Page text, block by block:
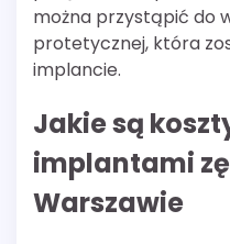
można przystąpić do
protetycznej, która
implancie.
Jakie są
implantami
Warszawie